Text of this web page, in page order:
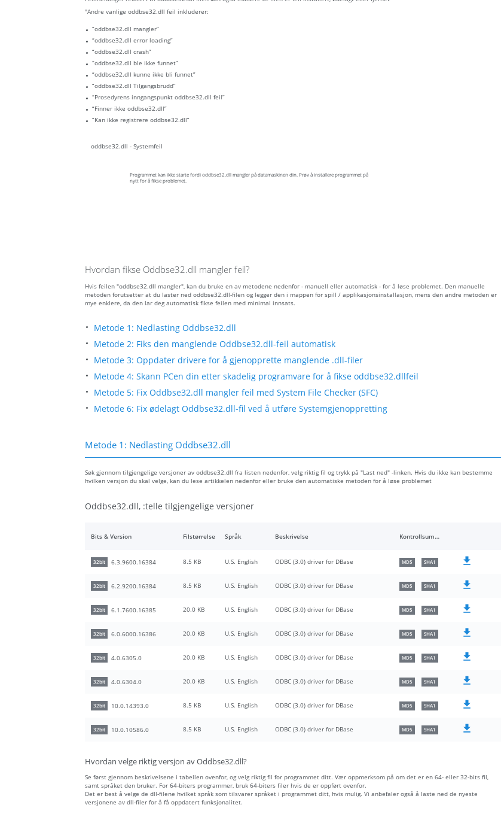
"Andre vanlige oddbse32.dll feil inkluderer:
“oddbse32.dll mangler”
“oddbse32.dll error loading”
“oddbse32.dll crash”
“oddbse32.dll ble ikke funnet”
“oddbse32.dll kunne ikke bli funnet”
“oddbse32.dll Tilgangsbrudd”
“Prosedyrens inngangspunkt oddbse32.dll feil”
“Finner ikke oddbse32.dll”
“Kan ikke registrere oddbse32.dll”
oddbse32.dll - Systemfeil
Programmet kan ikke starte fordi oddbse32.dll mangler på datamaskinen din. Prøv å installere programmet på
nytt for å fikse problemet.
Hvordan fikse Oddbse32.dll mangler feil?
Hvis feilen "oddbse32.dll mangler", kan du bruke en av metodene nedenfor - manuell eller automatisk - for å løse problemet. Den manuelle
metoden forutsetter at du laster ned oddbse32.dll-filen og legger den i mappen for spill / applikasjonsinstallasjon, mens den andre metoden er
mye enklere, da den lar deg automatisk fikse feilen med minimal innsats.
Metode 1: Nedlasting Oddbse32.dll
Metode 2: Fiks den manglende Oddbse32.dll-feil automatisk
Metode 3: Oppdater drivere for å gjenopprette manglende .dll-filer
Metode 4: Skann PCen din etter skadelig programvare for å fikse oddbse32.dllfeil
Metode 5: Fix Oddbse32.dll mangler feil med System File Checker (SFC)
Metode 6: Fix ødelagt Oddbse32.dll-fil ved å utføre Systemgjenoppretting
Metode 1: Nedlasting Oddbse32.dll
Søk gjennom tilgjengelige versjoner av oddbse32.dll fra listen nedenfor, velg riktig fil og trykk på "Last ned" -linken. Hvis du ikke kan bestemme
hvilken versjon du skal velge, kan du lese artikkelen nedenfor eller bruke den automatiske metoden for å løse problemet
Oddbse32.dll, :telle tilgjengelige versjoner
Bits & Version Filstørrelse Språk Beskrivelse Kontrollsummer
32bit 6.3.9600.16384 8.5 KB U.S. English ODBC (3.0) driver for DBase MD5 SHA1
32bit 6.2.9200.16384 8.5 KB U.S. English ODBC (3.0) driver for DBase MD5 SHA1
32bit 6.1.7600.16385 20.0 KB U.S. English ODBC (3.0) driver for DBase MD5 SHA1
32bit 6.0.6000.16386 20.0 KB U.S. English ODBC (3.0) driver for DBase MD5 SHA1
32bit 4.0.6305.0 20.0 KB U.S. English ODBC (3.0) driver for DBase MD5 SHA1
32bit 4.0.6304.0 20.0 KB U.S. English ODBC (3.0) driver for DBase MD5 SHA1
32bit 10.0.14393.0 8.5 KB U.S. English ODBC (3.0) driver for DBase MD5 SHA1
32bit 10.0.10586.0 8.5 KB U.S. English ODBC (3.0) driver for DBase MD5 SHA1
Hvordan velge riktig versjon av Oddbse32.dll?
Se først gjennom beskrivelsene i tabellen ovenfor, og velg riktig fil for programmet ditt. Vær oppmerksom på om det er en 64- eller 32-bits fil,
samt språket den bruker. For 64-biters programmer, bruk 64-biters filer hvis de er oppført ovenfor.
Det er best å velge de dll-filene hvilket språk som tilsvarer språket i programmet ditt, hvis mulig. Vi anbefaler også å laste ned de nyeste
versjonene av dll-filer for å få oppdatert funksjonalitet.